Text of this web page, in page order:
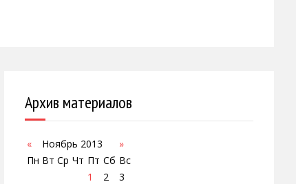
Архив материалов
« Ноябрь 2013
»
Пн Вт Ср Чт Пт Сб Вс
1
2
3